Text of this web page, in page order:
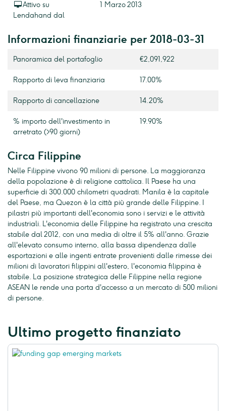
Attivo su
Lendahand dal
1 Marzo 2013
Informazioni finanziarie per 2018-03-31
Panoramica del portafoglio €2,091,922
Rapporto di leva finanziaria 17.00%
Rapporto di cancellazione 14.20%
% importo dell'investimento in
arretrato (>90 giorni)
19.90%
Circa Filippine
Nelle Filippine vivono 90 milioni di persone. La maggioranza
della popolazione è di religione cattolica. Il Paese ha una
superficie di 300.000 chilometri quadrati. Manila è la capitale
del Paese, ma Quezon è la città più grande delle Filippine. I
pilastri più importanti dell'economia sono i servizi e le attività
industriali. L'economia delle Filippine ha registrato una crescita
stabile dal 2012, con una media di oltre il 5% all'anno. Grazie
all'elevato consumo interno, alla bassa dipendenza dalle
esportazioni e alle ingenti entrate provenienti dalle rimesse dei
milioni di lavoratori filippini all'estero, l'economia filippina è
stabile. La posizione strategica delle Filippine nella regione
ASEAN le rende una porta d'accesso a un mercato di 500 milioni
di persone.
Ultimo progetto finanziato